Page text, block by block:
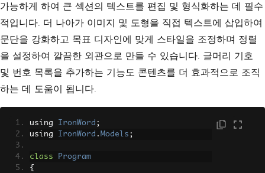
가능하게 하여 큰 섹션의 텍스트를 편집 및 형식화하는 데 필수
적입니다. 더 나아가 이미지 및 도형을 직접 텍스트에 삽입하여
문단을 강화하고 목표 디자인에 맞게 스타일을 조정하며 정렬
을 설정하여 깔끔한 외관으로 만들 수 있습니다. 글머리 기호
및 번호 목록을 추가하는 기능도 콘텐츠를 더 효과적으로 조직
하는 데 도움이 됩니다.
using IronWord ;
using IronWord . Models ;
class
Program
{